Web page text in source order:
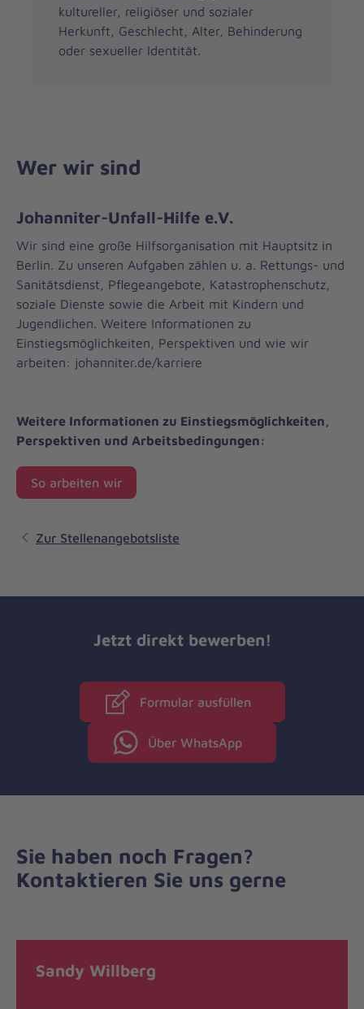
kultureller, religiöser und sozialer
Herkunft, Geschlecht, Alter, Behinderung
oder sexueller Identität.
Wer wir sind
Johanniter-Unfall-Hilfe e.V.
Wir sind eine große Hilfsorganisation mit Hauptsitz in
Berlin. Zu unseren Aufgaben zählen u. a. Rettungs- und
Sanitätsdienst, Pflegeangebote, Katastrophenschutz,
soziale Dienste sowie die Arbeit mit Kindern und
Jugendlichen. Weitere Informationen zu
Einstiegsmöglichkeiten, Perspektiven und wie wir
arbeiten: johanniter.de/karriere
Weitere Informationen zu Einstiegsmöglichkeiten,
Perspektiven und Arbeitsbedingungen:
So arbeiten wir
Zur Stellenangebotsliste
Jetzt direkt bewerben!
Formular ausfüllen
Über WhatsApp
Sie haben noch Fragen?
Kontaktieren Sie uns gerne
Sandy Willberg